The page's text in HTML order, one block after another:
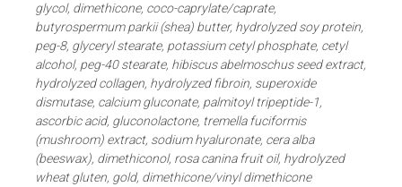
glycol, dimethicone, coco-caprylate/caprate,
butyrospermum parkii (shea) butter, hydrolyzed soy protein,
peg-8, glyceryl stearate, potassium cetyl phosphate, cetyl
alcohol, peg-40 stearate, hibiscus abelmoschus seed extract,
hydrolyzed collagen, hydrolyzed fibroin, superoxide
dismutase, calcium gluconate, palmitoyl tripeptide-1,
ascorbic acid, gluconolactone, tremella fuciformis
(mushroom) extract, sodium hyaluronate, cera alba
(beeswax), dimethiconol, rosa canina fruit oil, hydrolyzed
wheat gluten, gold, dimethicone/vinyl dimethicone